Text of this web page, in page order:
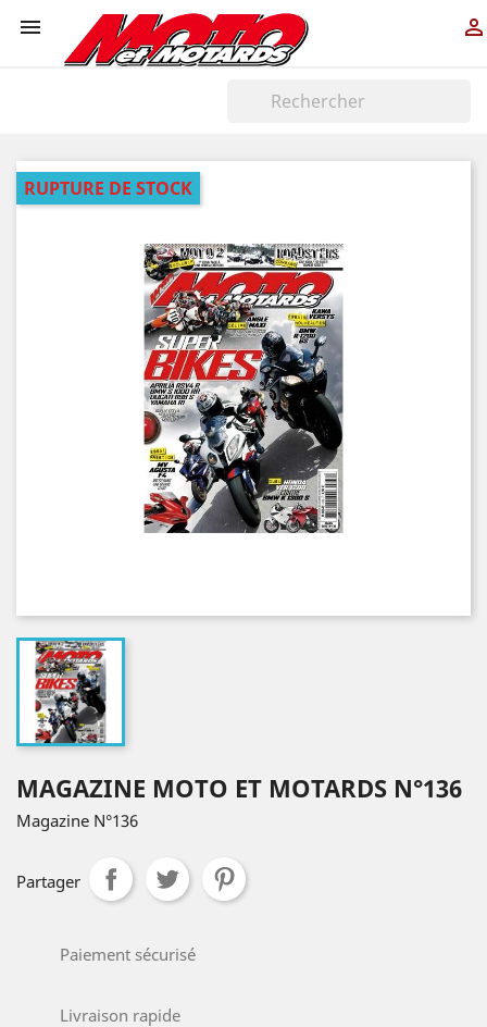
 
RUPTURE DE STOCK
MAGAZINE MOTO ET MOTARDS N°136
Magazine N°136
Partager
Paiement sécurisé
Livraison rapide